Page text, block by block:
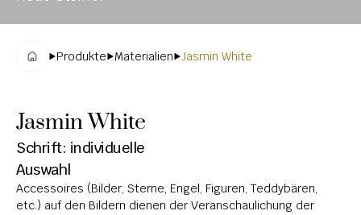
DENKMALE
MAGRADO
KOLUMBARIEN
BREITSTEINE
LIEGESTEINE
Produkte Materialien Jasmin White
Jasmin White
Schrift: individuelle
Auswahl
Accessoires (Bilder, Sterne, Engel, Figuren, Teddybären,
etc.) auf den Bildern dienen der Veranschaulichung der